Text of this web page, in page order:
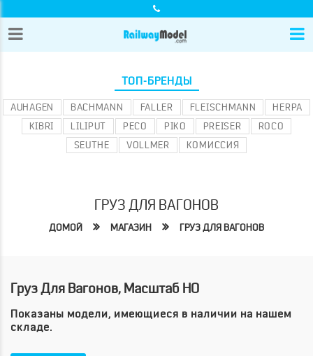
ТОП-БРЕНДЫ
AUHAGEN BACHMANN FALLER FLEISCHMANN
HERPA
KIBRI
LILIPUT PECO PIKO PREISER
ROCO
SEUTHE
VOLLMER КОМИССИЯ
ГРУЗ ДЛЯ ВАГОНОВ
ДОМОЙ МАГАЗИН ГРУЗ ДЛЯ ВАГОНОВ
Груз Для Вагонов, Масштаб HO
Показаны модели, имеющиеся в наличии на нашем
складе.